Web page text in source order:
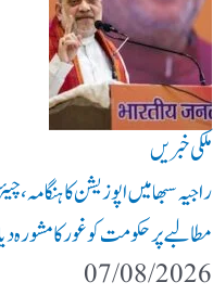
ملکی خبریں
راجیہ سبھا میں اپوزیشن کا
مطالبے پر حکومت کو غور کا مشورہ
07/08/2026